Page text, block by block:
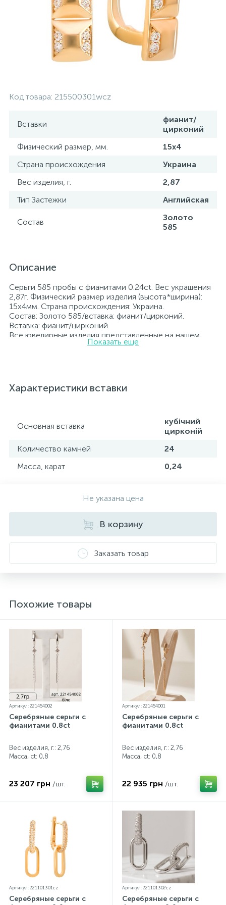
Код товара: 215500301wcz
Вставки
фианит/
цирконий
Физический размер, мм.
15x4
Страна происхождения
Украина
Вес изделия, г.
2,87
Тип Застежки
Английская
Состав
Золото
585
Описание
Серьги 585 пробы с фианитами 0.24ct. Вес украшения
2,87г. Физический размер изделия (высота*ширина):
15x4мм. Страна происхождения: Украина.
Состав: Золото 585/вставка: фианит/цирконий.
Вставка: фианит/цирконий.
Все ювелирные изделия представленные на нашем
сайте прошли внутренний контроль качества, а также
прилагаются бирка с указанием всех
параметров.*Цвета изделий на сайте могут
Показать еще
Характеристики вставки
Основная вставка
кубічний
цирконій
Количество камней
24
Масса, карат
0,24
Не указана цена
В корзину
Заказать товар
Похожие товары
Артикул: 221454002
Серебряные серьги с
фианитами 0.8ct
Вес изделия, г.: 2,76
Масса, ct: 0,8
23 207 грн /шт.
Артикул: 221454001
Серебряные серьги с
фианитами 0.8ct
Вес изделия, г.: 2,76
Масса, ct: 0,8
22 935 грн /шт.
Артикул: 221101301cz
Серебряные серьги с
Артикул: 221101302cz
Серебряные серьги с
Серебряные колье
Серебряные цепочки